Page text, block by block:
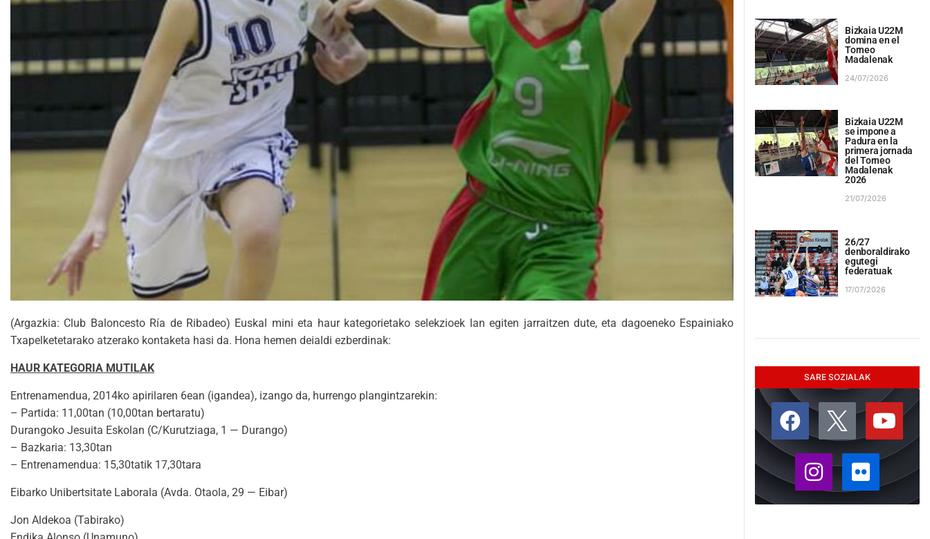
(Argazkia: Club Baloncesto Ría de Ribadeo) Euskal mini eta haur kategorietako selekzioek lan egiten jarraitzen dute, eta dagoeneko Espainiako
Txapelketetarako atzerako kontaketa hasi da. Hona hemen deialdi ezberdinak:
HAUR KATEGORIA MUTILAK
Entrenamendua, 2014ko apirilaren 6ean (igandea), izango da, hurrengo plangintzarekin:
– Partida: 11,00tan (10,00tan bertaratu)
Durangoko Jesuita Eskolan (C/Kurutziaga, 1 — Durango)
– Bazkaria: 13,30tan
– Entrenamendua: 15,30tatik 17,30tara
Eibarko Unibertsitate Laborala (Avda. Otaola, 29 — Eibar)
Jon Aldekoa (Tabirako)
Bizkaia U22M
domina en el
Torneo
Madalenak
24/07/2026
Bizkaia U22M
se impone a
Padura en la
primera jornada
del Torneo
Madalenak
2026
21/07/2026
26/27
denboraldirako
egutegi
federatuak
17/07/2026
SARE SOZIALAK